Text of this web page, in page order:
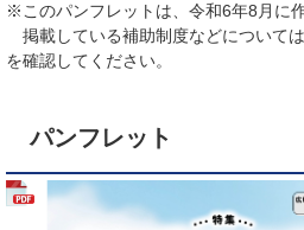
※このパンフレットは、令和6年8月に
掲載している補助制度などについて
を確認してください。
パンフレット